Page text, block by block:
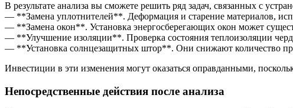
В результате анализа вы сможете решить ряд задач, связанных с
— **Замена уплотнителей**. Деформация и старение материалов,
— **Замена окон**. Установка энергосберегающих окон может
— **Улучшение изоляции**. Проверка состояния теплоизоляции
— **Установка солнцезащитных штор**. Они снижают количество
Инвестиции в эти изменения могут оказаться оправданными,
Непосредственные действия после анализа